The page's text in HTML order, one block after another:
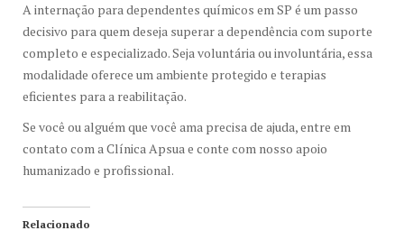
A internação para dependentes químicos em SP é um passo
decisivo para quem deseja superar a dependência com suporte
completo e especializado. Seja voluntária ou involuntária, essa
modalidade oferece um ambiente protegido e terapias
eficientes para a reabilitação.
Se você ou alguém que você ama precisa de ajuda, entre em
contato com a Clínica Apsua e conte com nosso apoio
humanizado e profissional.
Relacionado